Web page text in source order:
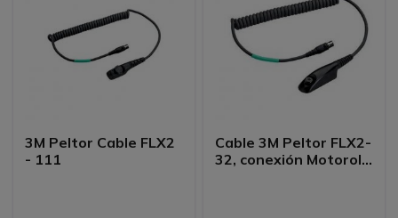
3M Peltor Cable FLX2
- 111
Cable 3M Peltor FLX2-
32, conexión Motorola